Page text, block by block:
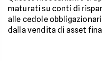
maturati su conti di
alle cedole
dalla vendita di asset